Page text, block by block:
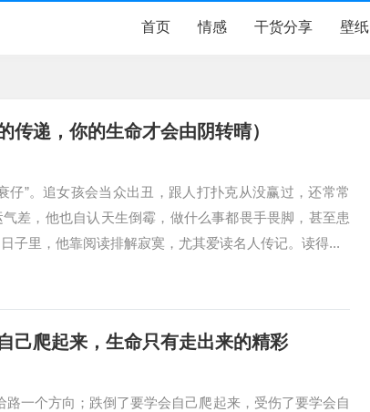
首页 情感 干货分享 壁纸
递，你的生命才会由阴转晴）
仔”。追女孩会当众出丑，跟人打扑克从没赢过，还常常
差，他也自认天生倒霉，做什么事都畏手畏脚，甚至患
子里，他靠阅读排解寂寞，尤其爱读名人传记。读得...
己爬起来，生命只有走出来的精彩
一个方向；跌倒了要学会自己爬起来，受伤了要学会自